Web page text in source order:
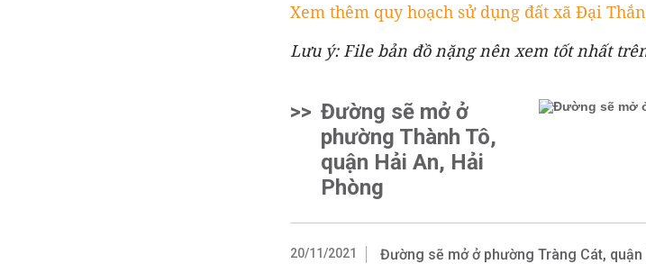
Xem thêm quy hoạch sử dụng đất xã Đại
Lưu ý: File bản đồ nặng nên xem tốt nhất
>> Đường sẽ mở ở
phường Thành Tô,
quận Hải An, Hải
Phòng
20/11/2021 Đường sẽ mở ở phường Tràng Cát, quận